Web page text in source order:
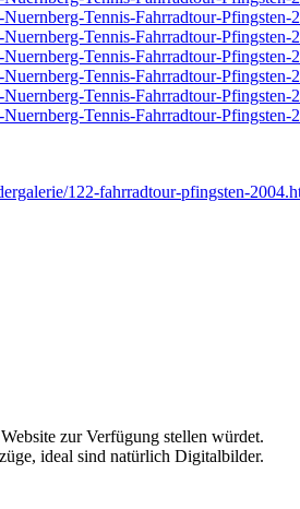
122-fahrradtour-pfingsten-
zur Verfügung stellen würdet.
ideal sind natürlich Digitalbilder.